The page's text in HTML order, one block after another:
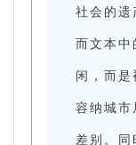
社会的遗
而文本中
闲，而
容纳城市
差别。